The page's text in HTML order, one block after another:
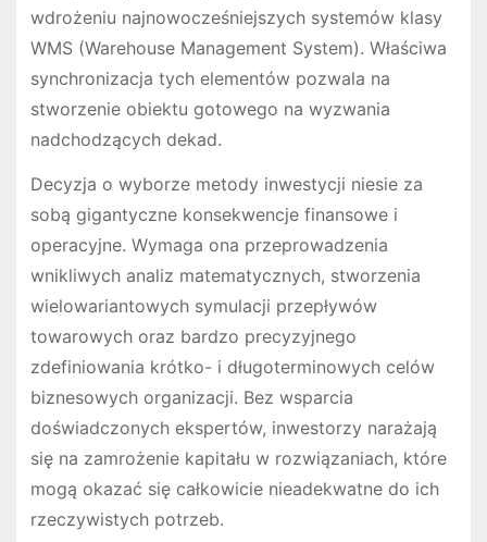
wdrożeniu najnowocześniejszych systemów klasy
WMS (Warehouse Management System). Właściwa
synchronizacja tych elementów pozwala na
stworzenie obiektu gotowego na wyzwania
nadchodzących dekad.
Decyzja o wyborze metody inwestycji niesie za
sobą gigantyczne konsekwencje finansowe i
operacyjne. Wymaga ona przeprowadzenia
wnikliwych analiz matematycznych, stworzenia
wielowariantowych symulacji przepływów
towarowych oraz bardzo precyzyjnego
zdefiniowania krótko- i długoterminowych celów
biznesowych organizacji. Bez wsparcia
doświadczonych ekspertów, inwestorzy narażają
się na zamrożenie kapitału w rozwiązaniach, które
mogą okazać się całkowicie nieadekwatne do ich
rzeczywistych potrzeb.